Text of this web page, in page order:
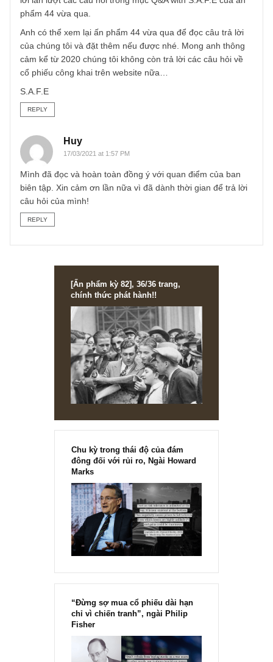
Email *
Vâng chào anh, cám ơn lời chúc của anh, chúng tôi đã trả
lời lần lượt các câu hỏi trong mục Q&A with S.A.F.E của ấn
phẩm 44 vừa qua.
Anh có thể xem lại ấn phẩm 44 vừa qua để đọc câu trả lời
của chúng tôi và đặt thêm nếu được nhé. Mong anh thông
Huy
17/03/2021 at 1:57 PM
Mình đã đọc và hoàn toàn đồng ý với quan điểm của ban
biên tập. Xin cảm ơn lần nữa vì đã dành thời gian để trả
câu hỏi của mình!
[Ấn phẩm kỳ 82], 36/36 trang,
chính thức phát hành!!